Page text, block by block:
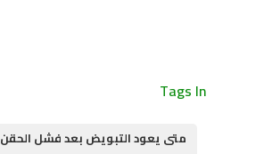
Tags In
متى يعود التبويض بعد فشل الحقن